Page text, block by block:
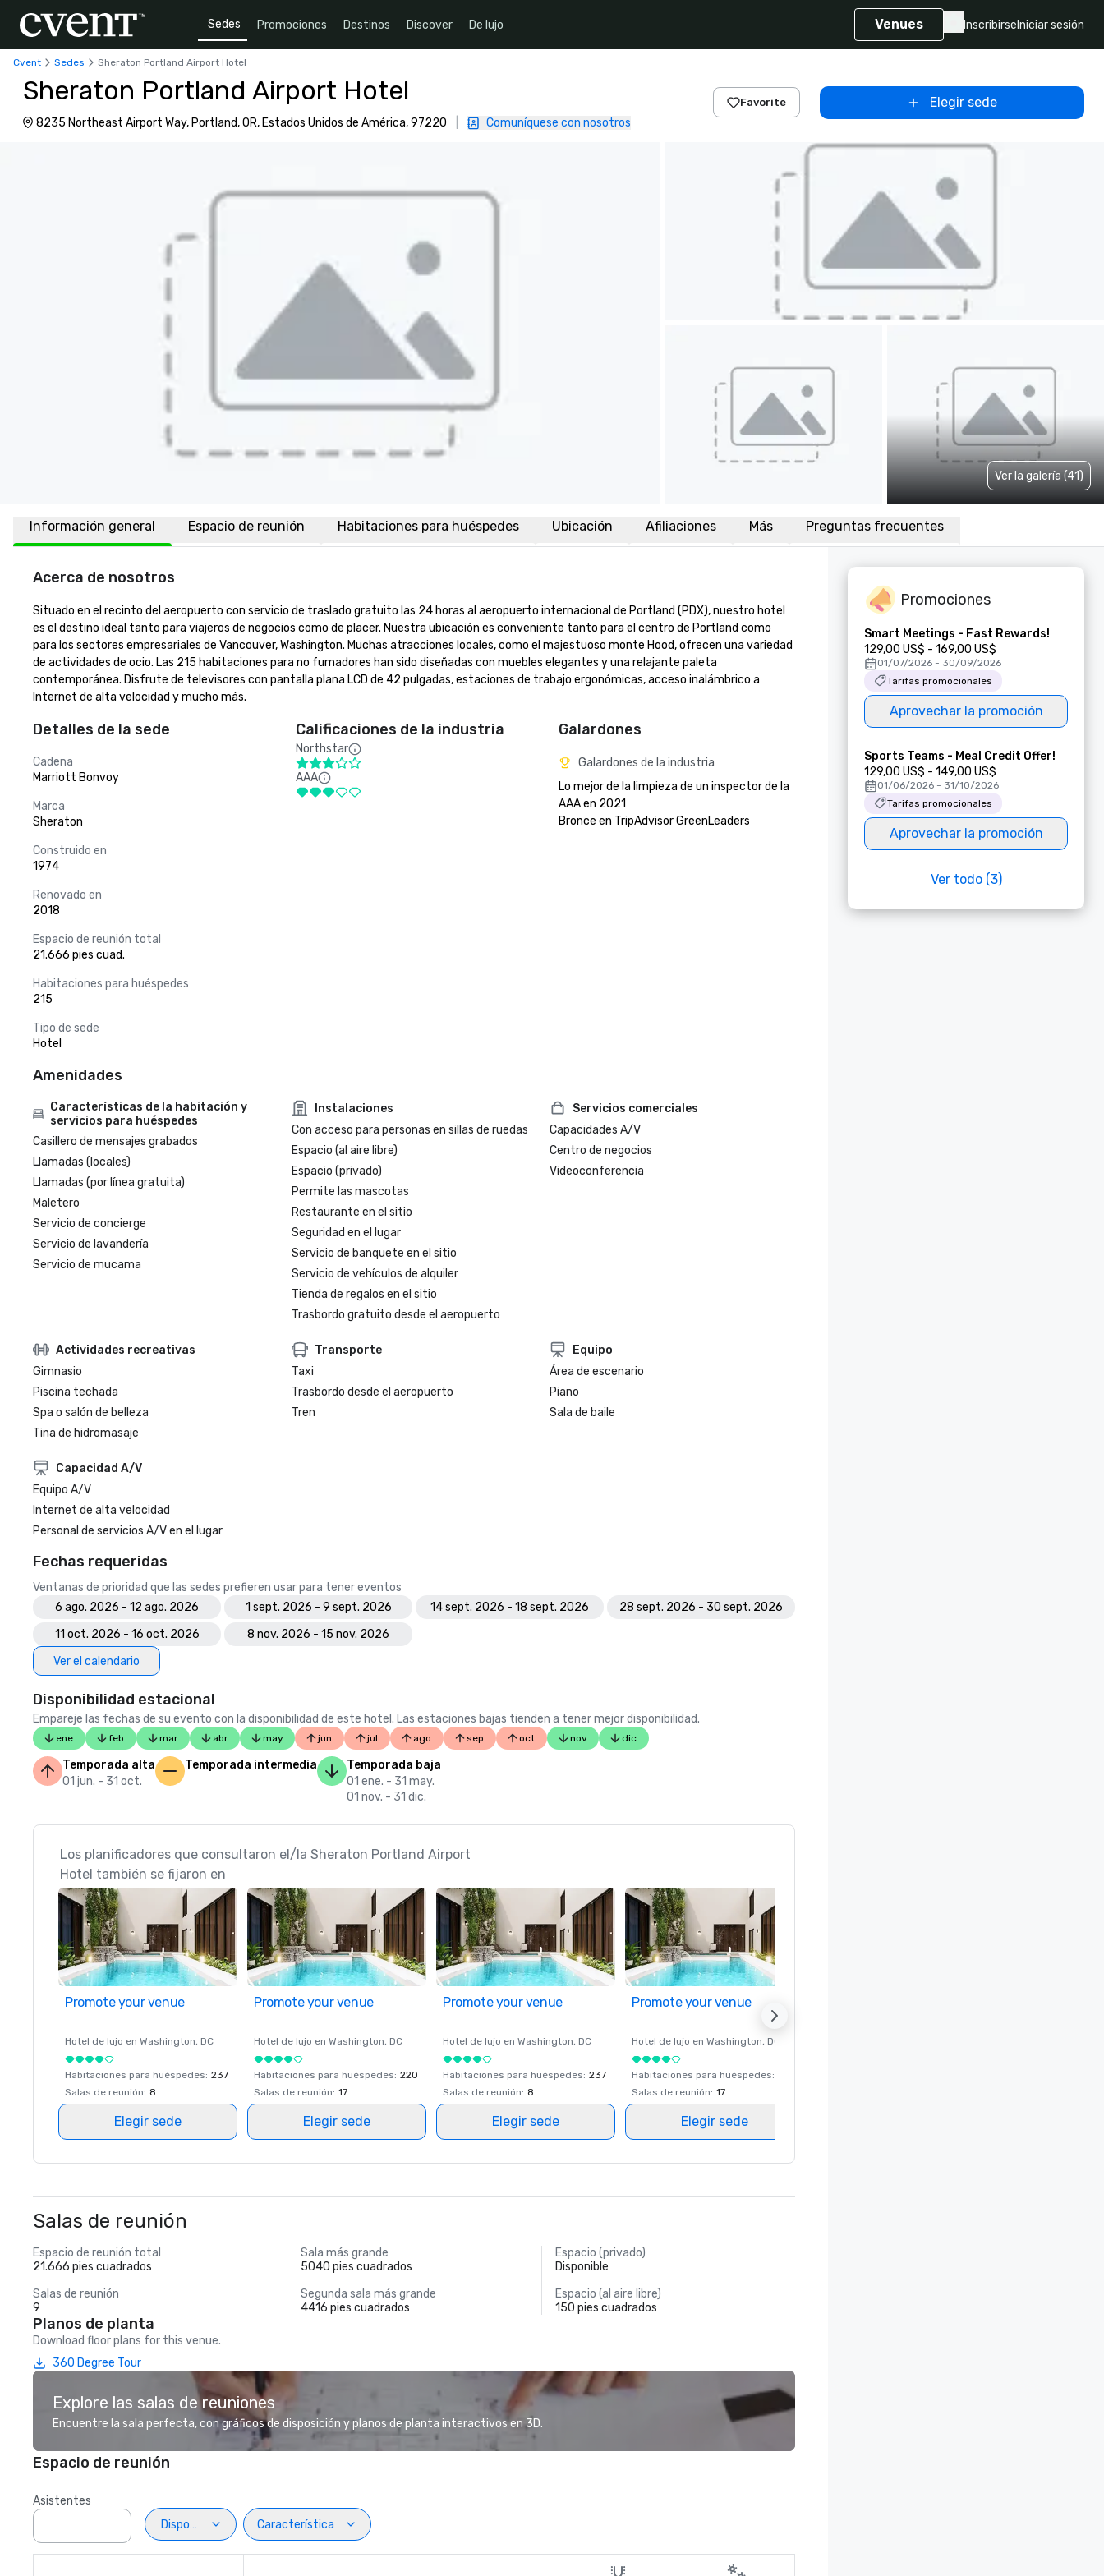
Sedes Promociones Destinos Discover De lujo Venues Inscribirse Iniciar sesión
Cvent Sedes Sheraton Portland Airport Hotel
Sheraton Portland Airport Hotel
8235 Northeast Airport Way, Portland, OR, Estados Unidos de América, 97220 Comuníquese con nosotros
Favorite Elegir sede
Ver la galería (41)
Información general Espacio de reunión Habitaciones para huéspedes Ubicación Afiliaciones Más Preguntas frecuentes
Acerca de nosotros
Situado en el recinto del aeropuerto con servicio de traslado gratuito las 24 horas al aeropuerto internacional de Portland (PDX), nuestro hotel
es el destino ideal tanto para viajeros de negocios como de placer. Nuestra ubicación es conveniente tanto para el centro de Portland como
para los sectores empresariales de Vancouver, Washington. Muchas atracciones locales, como el majestuoso monte Hood, ofrecen una variedad
de actividades de ocio. Las 215 habitaciones para no fumadores han sido diseñadas con muebles elegantes y una relajante paleta
contemporánea. Disfrute de televisores con pantalla plana LCD de 42 pulgadas, estaciones de trabajo ergonómicas, acceso inalámbrico a
Internet de alta velocidad y mucho más.
Detalles de la sede
Cadena
Marriott Bonvoy
Marca
Sheraton
Construido en
1974
Renovado en
2018
Espacio de reunión total
21.666 pies cuad.
Habitaciones para huéspedes
215
Tipo de sede
Hotel
Calificaciones de la industria
Northstar
AAA
Galardones
Galardones de la industria
Lo mejor de la limpieza de un inspector de la
AAA en 2021
Bronce en TripAdvisor GreenLeaders
Amenidades
Características de la habitación y
servicios para huéspedes
Casillero de mensajes grabados
Llamadas (locales)
Llamadas (por línea gratuita)
Maletero
Servicio de concierge
Servicio de lavandería
Servicio de mucama
Instalaciones
Con acceso para personas en sillas de ruedas
Espacio (al aire libre)
Espacio (privado)
Permite las mascotas
Restaurante en el sitio
Seguridad en el lugar
Servicio de banquete en el sitio
Servicio de vehículos de alquiler
Tienda de regalos en el sitio
Trasbordo gratuito desde el aeropuerto
Servicios comerciales
Capacidades A/V
Centro de negocios
Videoconferencia
Actividades recreativas
Gimnasio
Piscina techada
Spa o salón de belleza
Tina de hidromasaje
Transporte
Taxi
Trasbordo desde el aeropuerto
Tren
Equipo
Área de escenario
Piano
Sala de baile
Capacidad A/V
Equipo A/V
Internet de alta velocidad
Personal de servicios A/V en el lugar
Fechas requeridas
Ventanas de prioridad que las sedes prefieren usar para tener eventos
6 ago. 2026 - 12 ago. 2026
1 sept. 2026 - 9 sept. 2026 14 sept. 2026 - 18 sept. 2026
28 sept. 2026 - 30 sept. 2026
11 oct. 2026 - 16 oct. 2026
8 nov. 2026 - 15 nov. 2026
Ver el calendario
Disponibilidad estacional
Empareje las fechas de su evento con la disponibilidad de este hotel. Las estaciones bajas tienden a tener mejor disponibilidad.
ene. feb. mar. abr. may. jun. jul. ago. sep. oct. nov. dic.
Temporada alta
01 jun. - 31 oct.
Temporada intermedia
Temporada baja
01 ene. - 31 may.
01 nov. - 31 dic.
Los planificadores que consultaron el/la Sheraton Portland Airport
Hotel también se fijaron en
Promote your venue
Hotel de lujo en Washington, DC
Habitaciones para huéspedes: 237
Salas de reunión: 8
Elegir sede
Promote your venue
Hotel de lujo en Washington, DC
Habitaciones para huéspedes: 220
Salas de reunión: 17
Elegir sede
Promote your venue
Hotel de lujo en Washington, DC
Habitaciones para huéspedes: 237
Salas de reunión: 8
Elegir sede
Promote your venue
Hotel de lujo en Washington, DC
Habitaciones para huéspedes:
Salas de reunión: 17
Elegir sede
Salas de reunión
Espacio de reunión total
21.666 pies cuadrados
Sala más grande
5040 pies cuadrados
Espacio (privado)
Disponible
Salas de reunión
9
Segunda sala más grande
4416 pies cuadrados
Espacio (al aire libre)
150 pies cuadrados
Planos de planta
Download floor plans for this venue.
360 Degree Tour
Explore las salas de reuniones
Encuentre la sala perfecta, con gráficos de disposición y planos de planta interactivos en 3D.
Espacio de reunión
Asistentes
Disposiciön
Característica
Promociones
Smart Meetings - Fast Rewards!
129,00 US$ - 169,00 US$
01/07/2026 - 30/09/2026
Tarifas promocionales
Aprovechar la promoción
Sports Teams - Meal Credit Offer!
129,00 US$ - 149,00 US$
01/06/2026 - 31/10/2026
Tarifas promocionales
Aprovechar la promoción
Ver todo (3)